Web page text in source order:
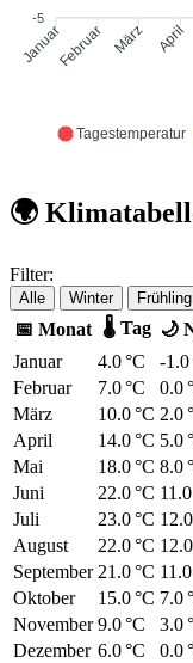
-5
JanuarFebruar März April
Tagestemperatur
🌍
Filter:
Alle Winter Frühling
📅 Monat 🌡 Tag 🌙
Januar
4.0 °C -1.0
Februar
7.0 °C 0.0
März
10.0 °C 2.0
April
14.0 °C 5.0
Mai
18.0 °C 8.0
Juni
22.0 °C
Juli
23.0 °C
August
22.0 °C
September 21.0 °C
Oktober
15.0 °C 7.0
November 9.0 °C 3.0
Dezember 6.0 °C 0.0